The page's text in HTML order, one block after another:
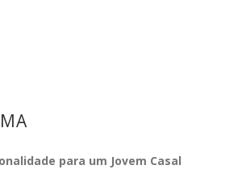
para um Jovem Casal